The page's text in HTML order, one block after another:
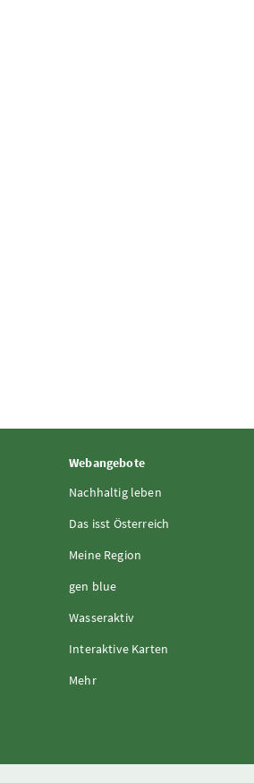
Webangebote
Nachhaltig leben
Das isst Österreich
Meine Region
gen blue
Wasseraktiv
Interaktive Karten
Mehr